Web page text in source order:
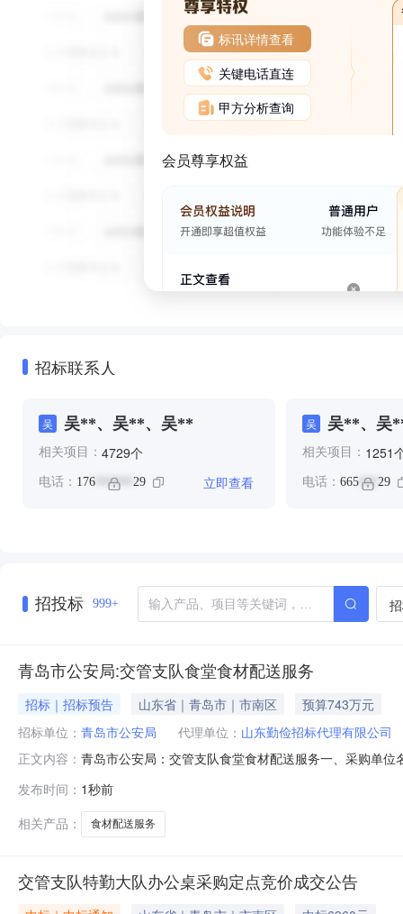
标讯详情查看
关键电话直连
甲方分析查询
会员尊享权益
招标联系人
吴 吴**、吴**、吴**
相关项目： 4729个
电话： 176 ****** 29 立即查看
吴 吴**、吴
相关项目： 1251
电话： 665*** 29
招投标 999+
青岛市公安局:交管支队食堂食材配送服务
招标｜招标预告 山东省｜青岛市｜市南区
预算743万元
招标单位： 青岛市公安局 代理单位： 山东勤俭招标代理有限公司
正文内容： 青岛市公安局：交管支队食堂食材配送服务一、采购单
发布时间： 1秒前
相关产品：
食材配送服务
交管支队特勤大队办公桌采购定点竞价成交公告